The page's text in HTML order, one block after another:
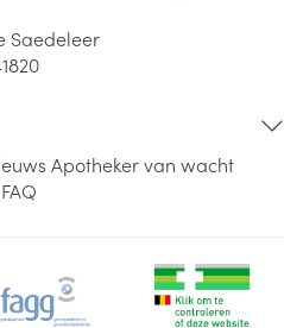
Saedeleer
Apotheker van wacht
FAQ